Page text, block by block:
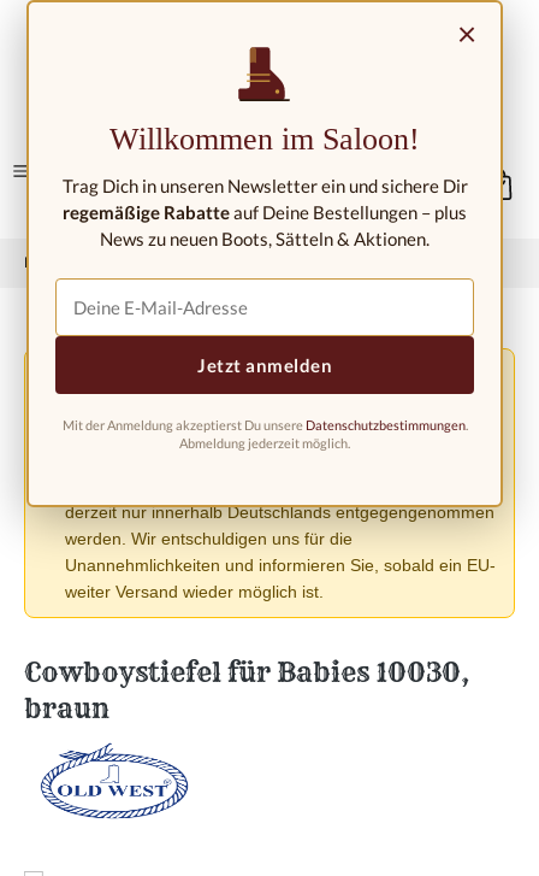
Home
⚠️
Versandänderung aufgrund der EU-Verordnung
PPWR
Aufgrund der neuen EU-Verpackungsverordnung
derzeit nur innerhalb Deutschlands entgegengenommen
werden. Wir entschuldigen uns für die
Unannehmlichkeiten und informieren Sie, sobald ein EU-
weiter Versand wieder möglich ist.
Cowboystiefel für Babies 10030,
braun
×
Willkommen im Saloon!
Trag Dich in unseren Newsletter ein und sichere Dir
regemäßige Rabatteauf Deine Bestellungen – plus
News zu neuen Boots, Sätteln & Aktionen.
Jetzt anmelden
Mit der Anmeldung akzeptierst Du unsere Datenschutzbestimmungen.
Abmeldung jederzeit möglich.